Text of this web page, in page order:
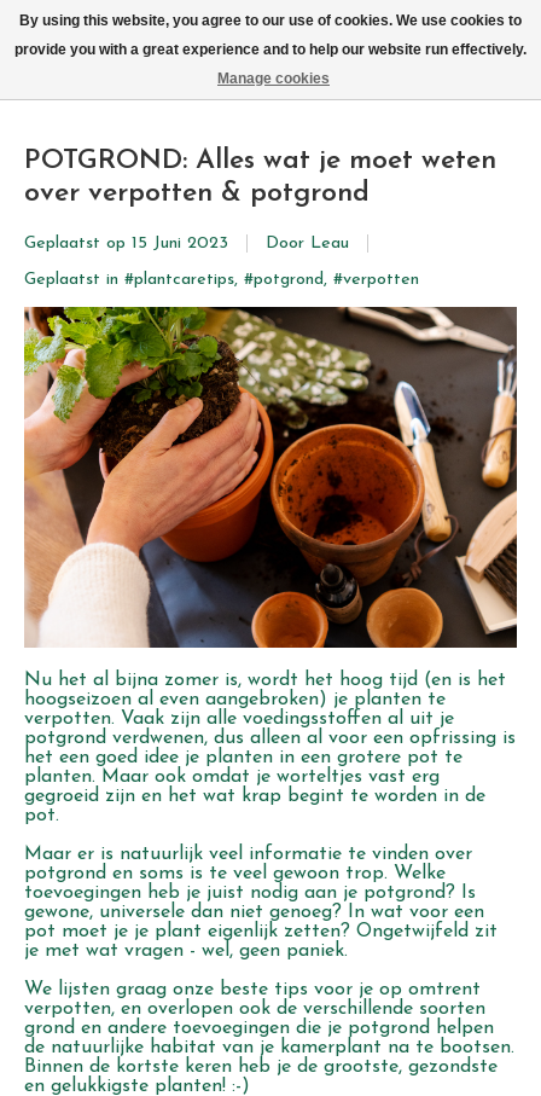
POTGROND: Alles wat je moet weten
over verpotten & potgrond
Geplaatst op 15 Juni 2023
Door Leau
Geplaatst in #plantcaretips, #potgrond , #verpotten
Nu het al bijna zomer is, wordt het hoog tijd (en is het
hoogseizoen al even aangebroken) je planten te
verpotten. Vaak zijn alle voedingsstoffen al uit je
potgrond verdwenen, dus alleen al voor een opfrissing is
het een goed idee je planten in een grotere pot te
planten. Maar ook omdat je worteltjes vast erg
gegroeid zijn en het wat krap begint te worden in de
pot.
Maar er is natuurlijk veel informatie te vinden over
potgrond en soms is te veel gewoon trop. Welke
toevoegingen heb je juist nodig aan je potgrond? Is
gewone, universele dan niet genoeg? In wat voor een
pot moet je je plant eigenlijk zetten? Ongetwijfeld zit
je met wat vragen - wel, geen paniek.
We lijsten graag onze beste tips voor je op omtrent
verpotten, en overlopen ook de verschillende soorten
grond en andere toevoegingen die je potgrond helpen
de natuurlijke habitat van je kamerplant na te bootsen.
Binnen de kortste keren heb je de grootste, gezondste
en gelukkigste planten! :-)
By using this website, you agree to our use of cookies. We use cookies to
provide you with a great experience and to help our website run effectively.
Manage cookies